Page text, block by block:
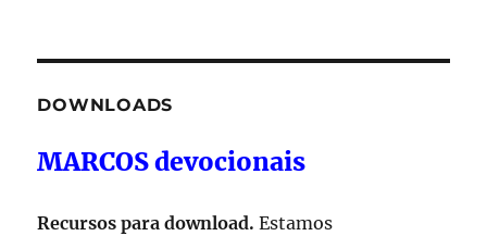
DOWNLOADS
MARCOS devocionais
Recursos para download. Estamos